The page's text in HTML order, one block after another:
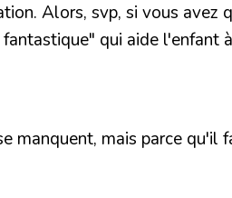
Alors, svp, si vous
qui aide l'enfant
mais parce